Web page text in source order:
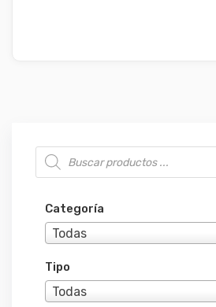
Búsqueda de productos
Categoría
Todas
Tipo
Todas